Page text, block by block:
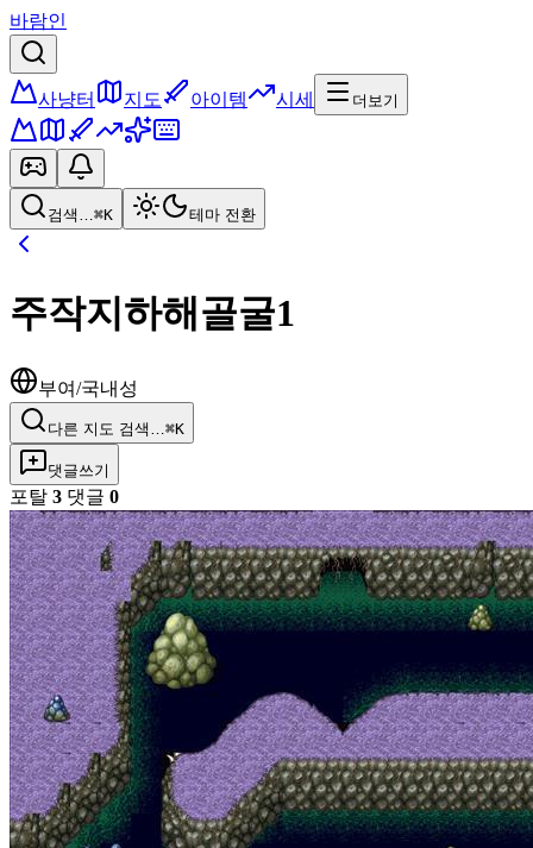
바람인
사냥터 지도 아이템 시세 더보기
검색…⌘K 테마 전환
주작지하해골굴1
부여/국내성
다른 지도 검색… ⌘K
댓글쓰기
포탈 3 댓글 0